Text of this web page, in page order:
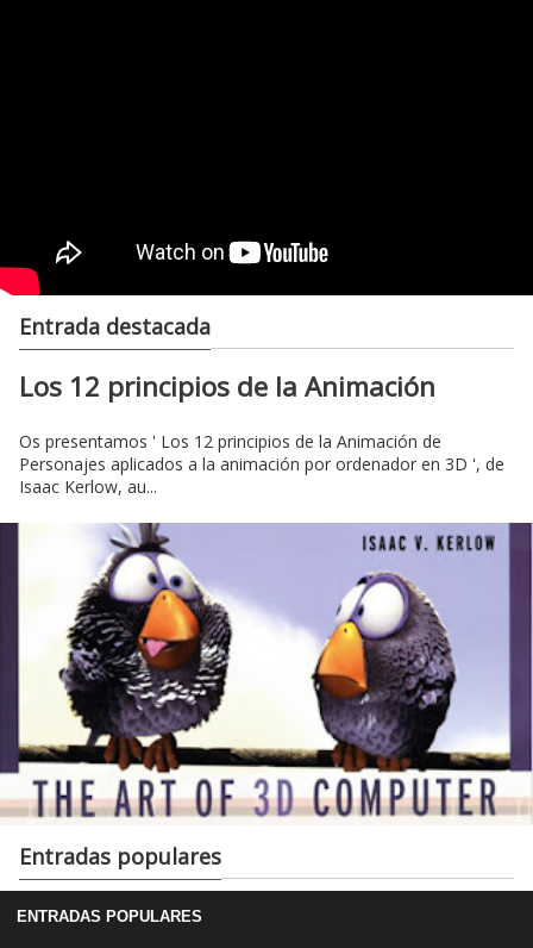
Entrada destacada
Los 12 principios de la Animación
Os presentamos ' Los 12 principios de la Animación de
Personajes aplicados a la animación por ordenador en 3D ', de
Isaac Kerlow, au...
Entradas populares
ENTRADAS POPULARES